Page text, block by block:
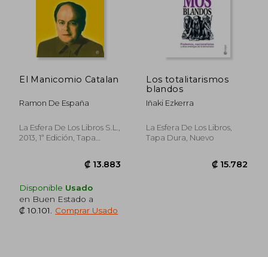
El Manicomio Catalan
Ramon De España
La Esfera De Los Libros S.L.,
2013, 1ª Edición, Tapa
Disponible Usado
en Buen Estado a
₡ 10.101
Comprar Usado
Los totalitarismos
blandos
Iñaki Ezkerra
La Esfera De Los Libros,
Tapa Dura, Nuevo